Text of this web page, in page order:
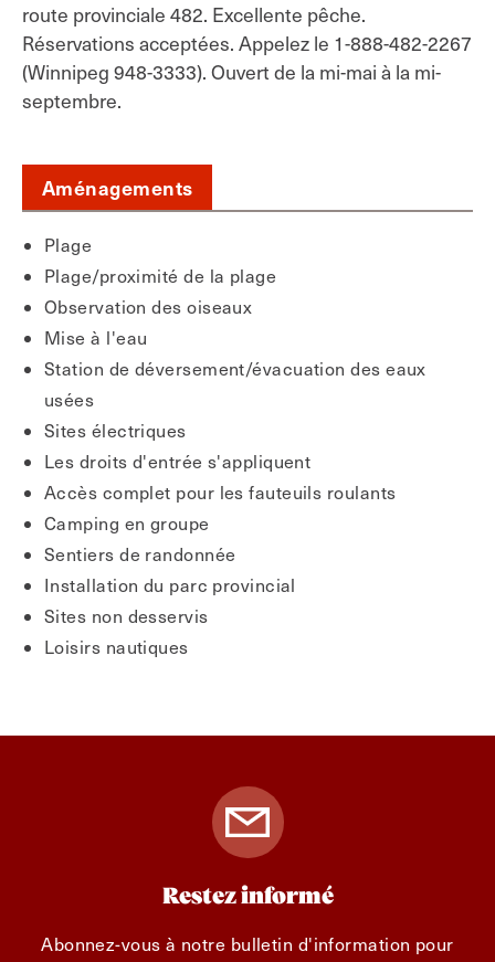
route provinciale 482. Excellente pêche.
Réservations acceptées. Appelez le 1-888-482-2267
(Winnipeg 948-3333). Ouvert de la mi-mai à la mi-
septembre.
Aménagements
Plage
Plage/proximité de la plage
Observation des oiseaux
Mise à l'eau
Station de déversement/évacuation des eaux
usées
Sites électriques
Les droits d'entrée s'appliquent
Accès complet pour les fauteuils roulants
Camping en groupe
Sentiers de randonnée
Installation du parc provincial
Sites non desservis
Loisirs nautiques
Restez informé
Abonnez-vous à notre bulletin d'information pour